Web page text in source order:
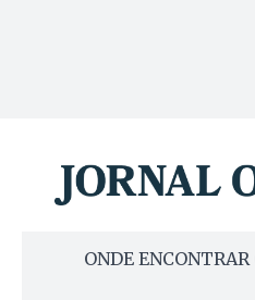
ONDE ENCONTRAR